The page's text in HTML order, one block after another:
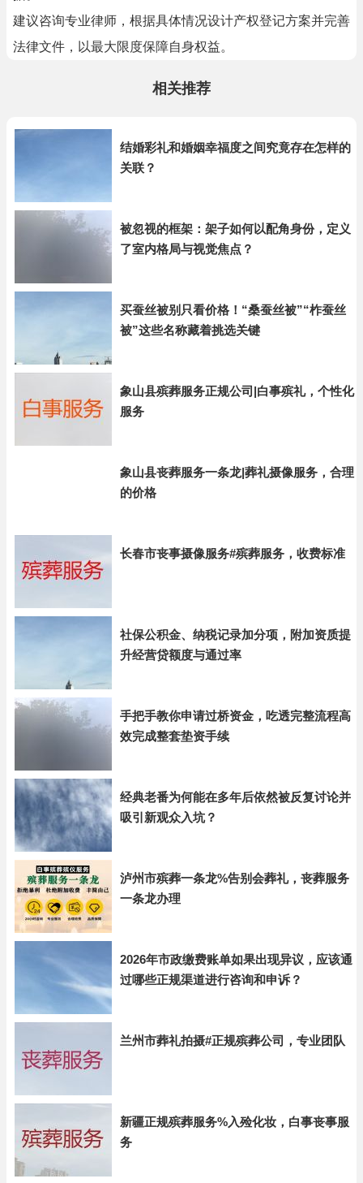
建议咨询专业律师，根据具体情况设计产权登记方案并完善
法律文件，以最大限度保障自身权益。
相关推荐
结婚彩礼和婚姻幸福度之间究竟存在怎样的
关联？
被忽视的框架：架子如何以配角身份，定义
了室内格局与视觉焦点？
买蚕丝被别只看价格！“桑蚕丝被”“柞蚕丝
被”这些名称藏着挑选关键
象山县殡葬服务正规公司|白事殡礼，个性化
服务
象山县丧葬服务一条龙|葬礼摄像服务，合理
的价格
长春市丧事摄像服务#殡葬服务，收费标准
社保公积金、纳税记录加分项，附加资质提
升经营贷额度与通过率
手把手教你申请过桥资金，吃透完整流程高
效完成整套垫资手续
经典老番为何能在多年后依然被反复讨论并
吸引新观众入坑？
泸州市殡葬一条龙%告别会葬礼，丧葬服务
一条龙办理
2026年市政缴费账单如果出现异议，应该通
过哪些正规渠道进行咨询和申诉？
兰州市葬礼拍摄#正规殡葬公司，专业团队
新疆正规殡葬服务%入殓化妆，白事丧事服
务